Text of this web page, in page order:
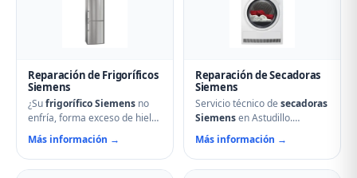
especializados con repuestos
originales Siemens y
reparación el mismo día.
desagüe, problemas de
secado y fallos electrónicos
con piezas originales.
Reparación de Frigoríficos
Siemens
¿Sufrigorífico Siemens no
enfría, forma exceso de hielo
o hace ruidos extraños?
Nuestros técnicos en Astudillo
reparan compresores,
Más información →
Reparación de Secadoras
Siemens
Servicio técnico de secadoras
Siemensen Astudillo.
Reparamos problemas de
calentamiento, tambor que no
gira, termostatos de
Más información →